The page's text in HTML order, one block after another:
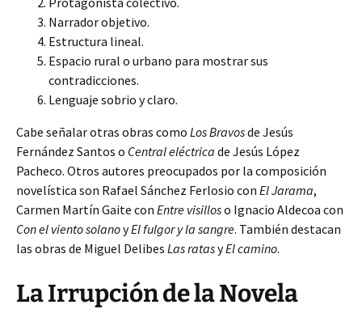
Narrador objetivo.
Estructura lineal.
Espacio rural o urbano para mostrar sus
contradicciones.
Lenguaje sobrio y claro.
Cabe señalar otras obras como Los Bravosde Jesús
Fernández Santos o Central eléctrica de Jesús López
Pacheco. Otros autores preocupados por la composición
novelística son Rafael Sánchez Ferlosio con El Jarama,
Carmen Martín Gaite con Entre visilloso Ignacio Aldecoa con
Con el viento solanoyEl fulgor y la sangre. También destacan
las obras de Miguel Delibes Las ratasyEl camino.
La Irrupción de la Novela